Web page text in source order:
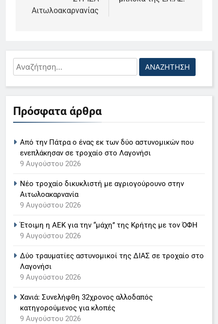
Αιτωλοακαρνανίας
Αναζήτηση
για:
Πρόσφατα άρθρα
Από την Πάτρα ο ένας εκ των δύο αστυνομικών που
ενεπλάκησαν σε τροχαίο στο Λαγονήσι
9 Αυγούστου 2026
Νέο τροχαίο δικυκλιστή με αγριογούρουνο στην
Αιτωλοακαρνανία
9 Αυγούστου 2026
Έτοιμη η ΑΕΚ για την “μάχη” της Κρήτης με τον ΌΦΗ
9 Αυγούστου 2026
Δύο τραυματίες αστυνομικοί της ΔΙΑΣ σε τροχαίο στο
Λαγονήσι
9 Αυγούστου 2026
Χανιά: Συνελήφθη 32χρονος αλλοδαπός
κατηγορούμενος για κλοπές
9 Αυγούστου 2026
5
Ο Παναγιώτης Στάθης στο
ειδήσεων της ΕΡΤ
LIFESTYLE-MEDIA
6
Στον ΑΝΤ1 η Σία Κοσιώνη- Η
7
Παναγιώτης Στάθης
8
Times μαζί σε μια νέα
συνδρομητική πρόταση
LIFESTYLE-MEDIA